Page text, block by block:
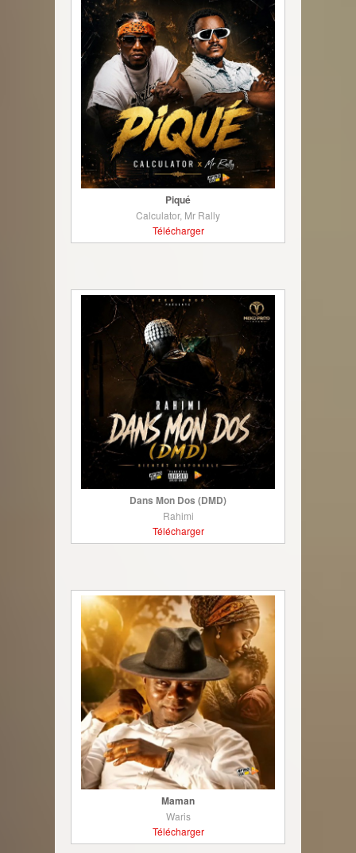
Piqué
Calculator, Mr Rally
Télécharger
Dans Mon Dos (DMD)
Rahimi
Télécharger
Maman
Waris
Télécharger